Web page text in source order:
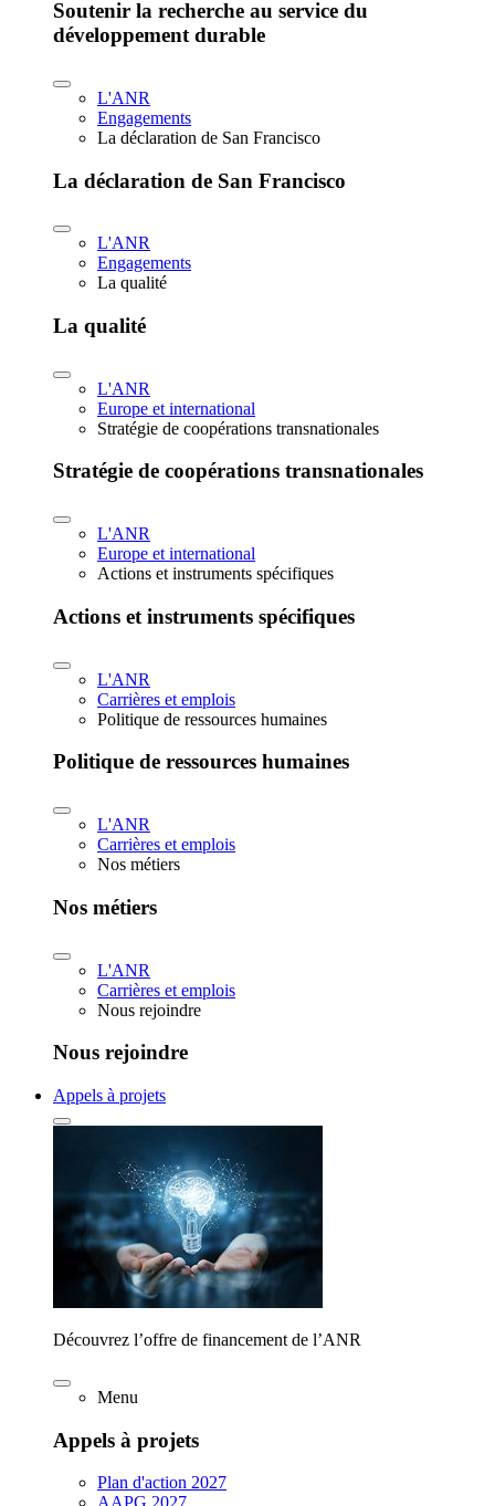
Soutenir la recherche au service du
développement durable
L'ANR
Engagements
La déclaration de San Francisco
La déclaration de San Francisco
L'ANR
Engagements
La qualité
La qualité
L'ANR
Europe et international
Stratégie de coopérations transnationales
Stratégie de coopérations transnationales
L'ANR
Europe et international
Actions et instruments spécifiques
Actions et instruments spécifiques
L'ANR
Carrières et emplois
Politique de ressources humaines
Politique de ressources humaines
L'ANR
Carrières et emplois
Nos métiers
Nos métiers
L'ANR
Carrières et emplois
Nous rejoindre
Nous rejoindre
Appels à projets
Découvrez l’offre de financement de l’ANR
Menu
Appels à projets
Plan d'action 2027